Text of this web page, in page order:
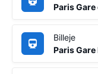
Paris
Billeje
Paris